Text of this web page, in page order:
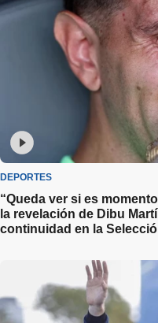
DEPORTES
“Queda ver si es
la revelación de Dibu
continuidad en la